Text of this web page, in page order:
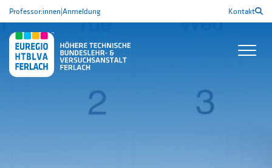
Professor:innen|Anmeldung Kontakt